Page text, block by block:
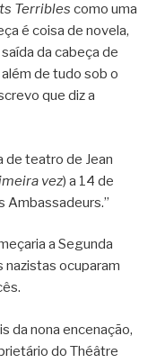
Terribles como uma
é coisa de novela,
da cabeça de
de tudo sob o
que diz a
de teatro de Jean
vez) a 14 de
Ambassadeurs.”
a Segunda
nazistas ocuparam
da nona encenação,
do Théâtre